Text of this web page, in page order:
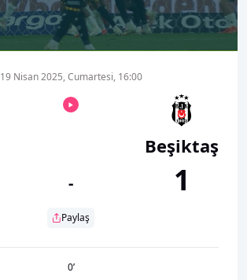
00:27
19 Nisan 2025, Cumartesi, 16:00
-
Paylaş
Beşiktaş
1
0’